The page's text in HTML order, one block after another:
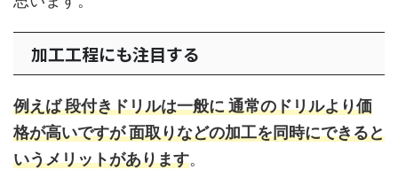
加工工程にも注目する
例えば 段付きドリルは一般に 通常のドリルより価
格が高いですが 面取りなどの加工を同時にできると
いうメリットがあります。